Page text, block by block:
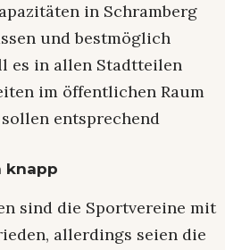
in Schramberg
und bestmöglich
es in allen Stadtteilen
im öffentlichen Raum
entsprechend
knapp
sind die Sportvereine mit
allerdings seien die